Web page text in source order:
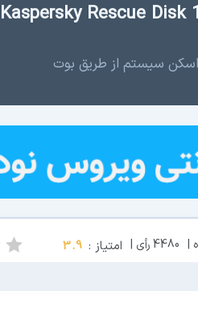
سیستم از طریق بوت
|
4480رأی | امتیاز : 3.9